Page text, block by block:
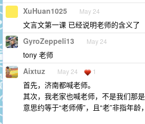
XuHuan1025 May 24
文言文第一课 已经说明老师的含义了
GyroZeppeli13 May 24
tony 老师
Aixtuz May 24 1
首先，济南都喊老师。
其次，我老家也喊老师，不是我们那是
意思约等于“老师傅”，且“老”非指年龄